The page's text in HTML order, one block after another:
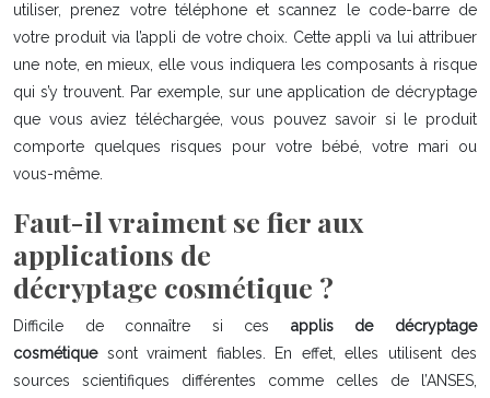
utiliser, prenez votre téléphone et scannez le code-barre de
votre produit via l’appli de votre choix. Cette appli va lui attribuer
une note, en mieux, elle vous indiquera les composants à risque
qui s’y trouvent. Par exemple, sur une application de décryptage
que vous aviez téléchargée, vous pouvez savoir si le produit
comporte quelques risques pour votre bébé, votre mari ou
vous-même.
Faut-il vraiment se fier aux
applications de
décryptage cosmétique ?
Difficile de connaître si ces applis de décryptage
cosmétiquesont vraiment fiables. En effet, elles utilisent des
sources scientifiques différentes comme celles de l’ANSES,